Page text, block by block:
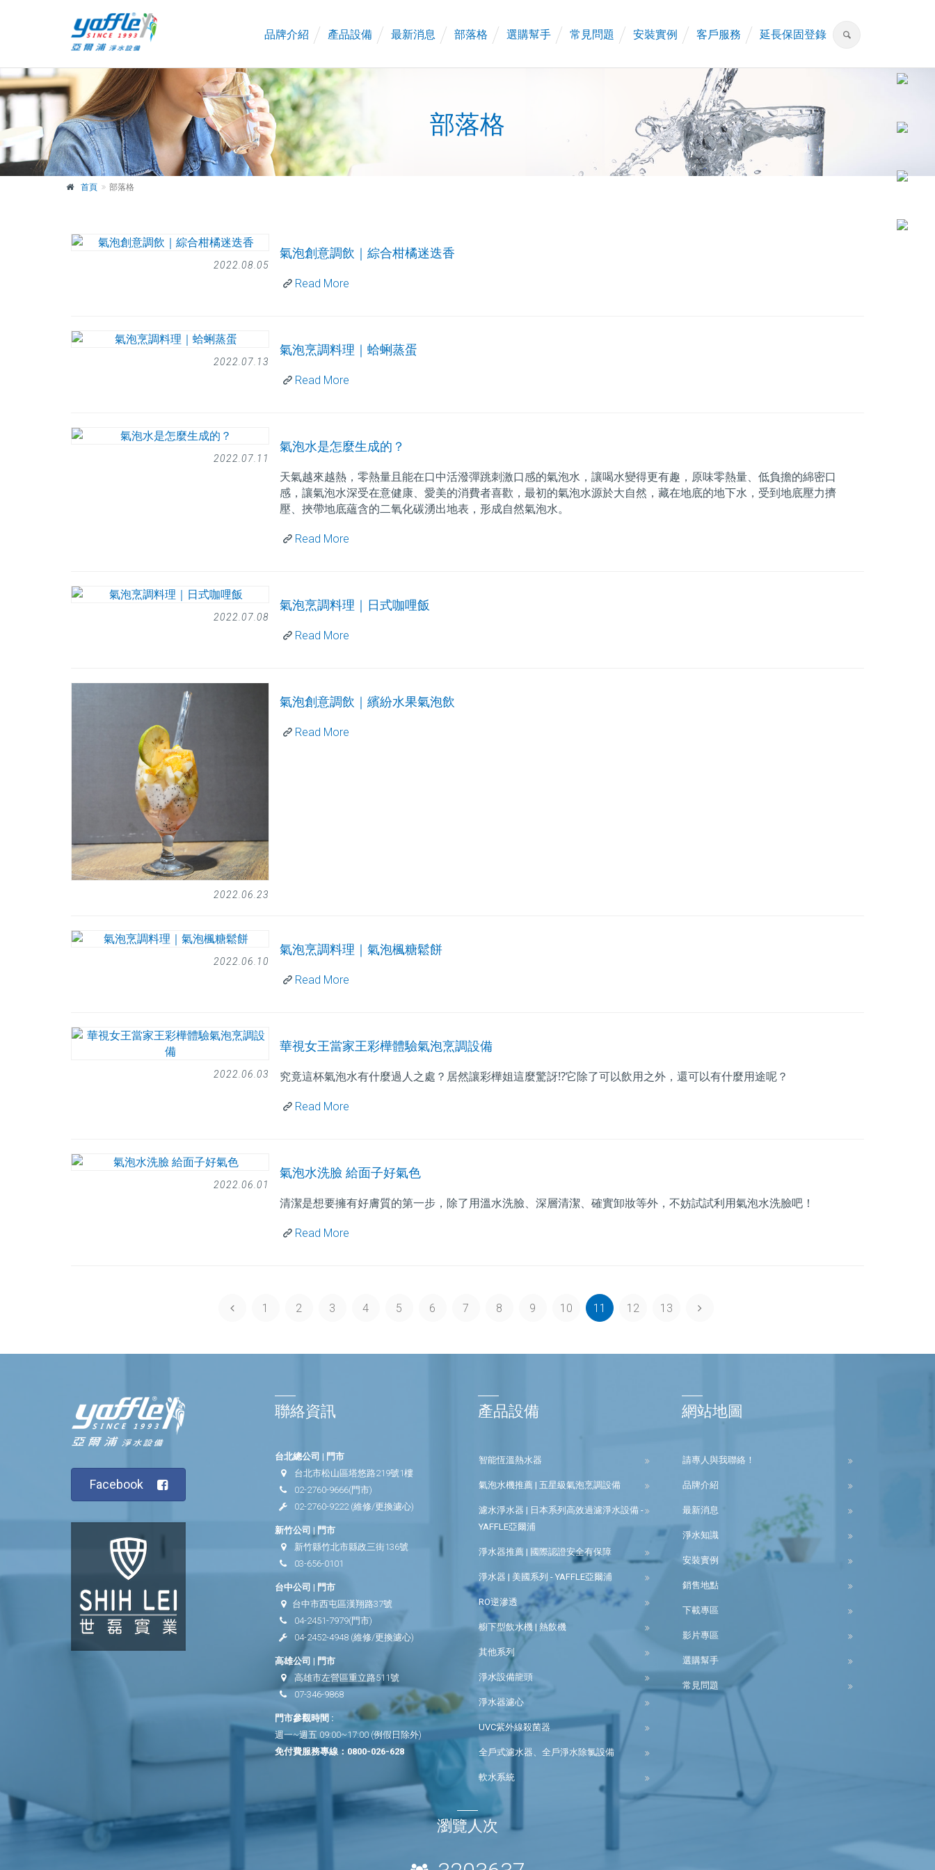
品牌介紹 產品設備 最新消息 部落格 選購幫手 常見問題 安裝實例 客戶服務 延長保固登錄
部落格
首頁 部落格
2022.08.05
氣泡創意調飲｜綜合柑橘迷迭香
Read More
2022.07.13
氣泡烹調料理｜蛤蜊蒸蛋
Read More
2022.07.11
氣泡水是怎麼生成的？
天氣越來越熱，零熱量且能在口中活潑彈跳刺激口感的氣泡水，讓喝水變得更有趣，原味零熱量、低負擔的綿密口
感，讓氣泡水深受在意健康、愛美的消費者喜歡，最初的氣泡水源於大自然，藏在地底的地下水，受到地底壓力擠
壓、挾帶地底蘊含的二氧化碳湧出地表，形成自然氣泡水。
Read More
2022.07.08
氣泡烹調料理｜日式咖哩飯
Read More
2022.06.23
氣泡創意調飲｜繽紛水果氣泡飲
Read More
2022.06.10
氣泡烹調料理｜氣泡楓糖鬆餅
Read More
2022.06.03
華視女王當家王彩樺體驗氣泡烹調設備
究竟這杯氣泡水有什麼過人之處？居然讓彩樺姐這麼驚訝⁉它除了可以飲用之外，還可以有什麼用途呢？
Read More
2022.06.01
氣泡水洗臉 給面子好氣色
清潔是想要擁有好膚質的第一步，除了用溫水洗臉、深層清潔、確實卸妝等外，不妨試試利用氣泡水洗臉吧！
Read More
1 2 3 4 5 6 7 8 9 10 11 12 13
Facebook
聯絡資訊
台北總公司 | 門市
台北市松山區塔悠路219號1樓
02-2760-9666(門市)
02-2760-9222(維修/更換濾心)
新竹公司 | 門市
新竹縣竹北市縣政三街136號
03-656-0101
台中公司 | 門市
台中市西屯區漢翔路37號
04-2451-7979(門市)
04-2452-4948(維修/更換濾心)
高雄公司 | 門市
高雄市左營區重立路511號
07-346-9868
門市參觀時間 :
週一~週五 09:00~17:00 (例假日除外)
免付費服務專線： 0800-026-628
產品設備
智能恆溫熱水器
氣泡水機推薦 | 五星級氣泡烹調設備
濾水淨水器 | 日本系列高效過濾淨水設備 -
YAFFLE亞爾浦
淨水器推薦 | 國際認證安全有保障
淨水器 | 美國系列 - YAFFLE亞爾浦
RO逆滲透
櫥下型飲水機 | 熱飲機
其他系列
淨水設備龍頭
淨水器濾心
UVC紫外線殺菌器
全戶式濾水器、全戶淨水除氯設備
軟水系統
網站地圖
請專人與我聯絡！
品牌介紹
最新消息
淨水知識
安裝實例
銷售地點
下載專區
影片專區
選購幫手
常見問題
瀏覽人次